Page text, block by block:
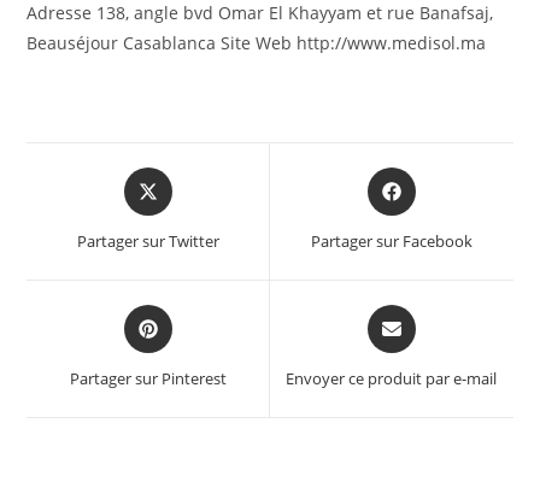
Adresse 138, angle bvd Omar El Khayyam et rue Banafsaj,
Beauséjour Casablanca Site Web http://www.medisol.ma
Partager sur Twitter Partager sur Facebook
Partager sur Pinterest Envoyer ce produit par e-mail